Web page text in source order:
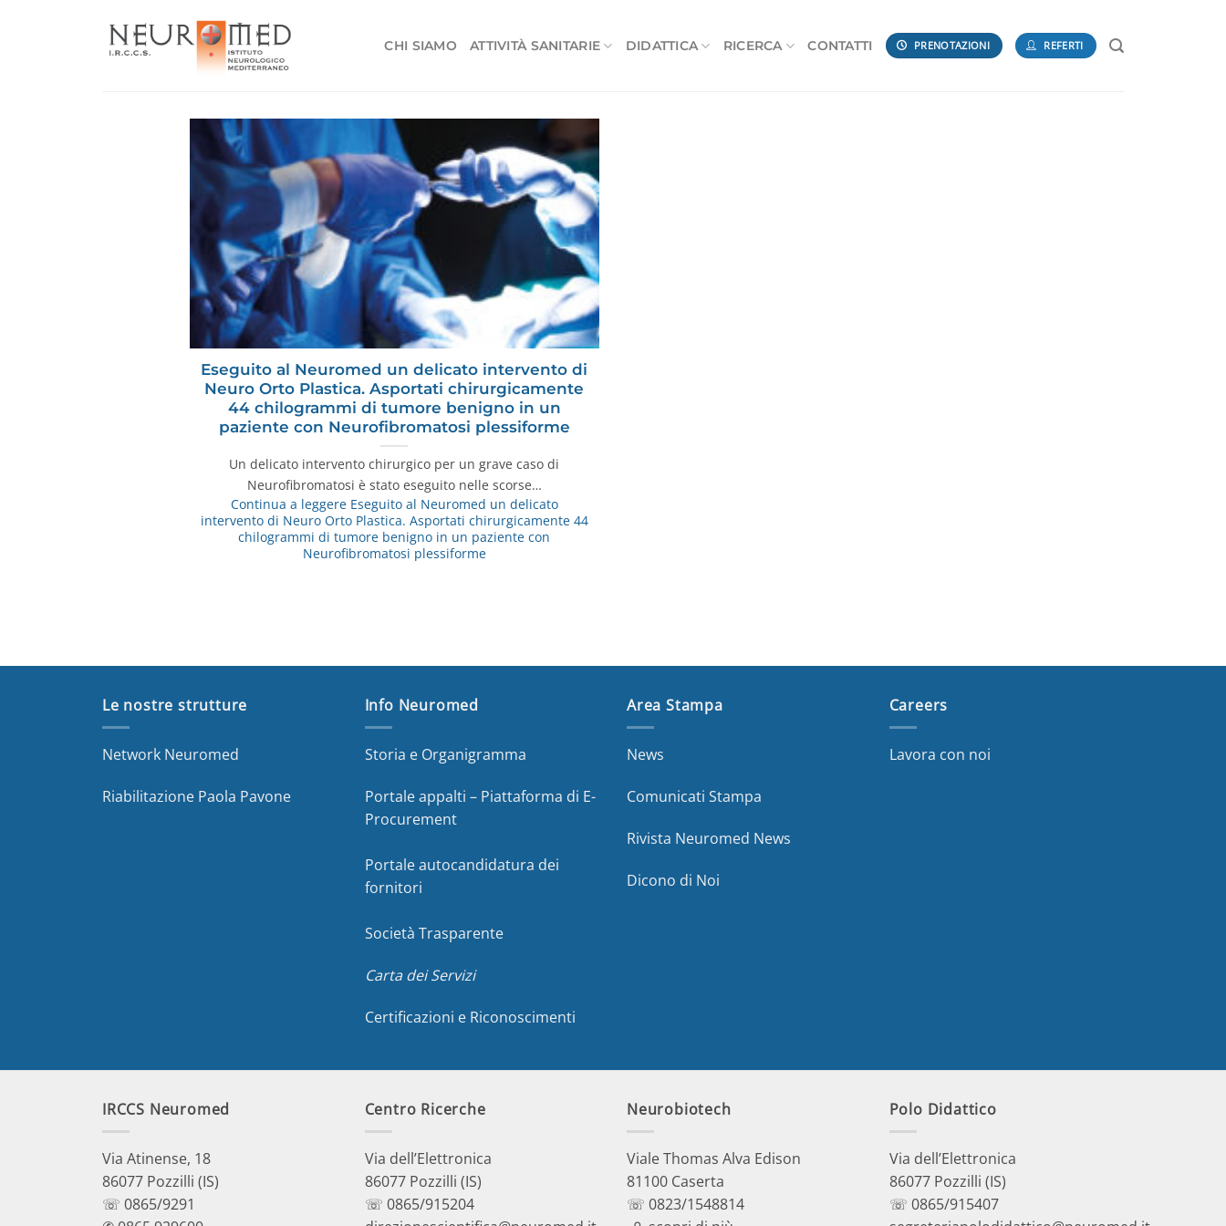
CHI SIAMO ATTIVITÀ SANITARIE DIDATTICA RICERCA CONTATTI PRENOTAZIONI REFERTI
Eseguito al Neuromed un delicato intervento di
Neuro Orto Plastica. Asportati chirurgicamente
44 chilogrammi di tumore benigno in un
paziente con Neurofibromatosi plessiforme
Un delicato intervento chirurgico per un grave caso di
Neurofibromatosi è stato eseguito nelle scorse…
Continua a leggereEseguito al Neuromed un delicato
intervento di Neuro Orto Plastica. Asportati chirurgicamente 44
chilogrammi di tumore benigno in un paziente con
Neurofibromatosi plessiforme
Le nostre strutture
Network Neuromed
Riabilitazione Paola Pavone
Info Neuromed
Storia e Organigramma
Portale appalti – Piattaforma di E-
Procurement
Portale autocandidatura dei
fornitori
Società Trasparente
Carta dei Servizi
Certificazioni e Riconoscimenti
Area Stampa
News
Comunicati Stampa
Rivista Neuromed News
Dicono di Noi
Careers
Lavora con noi
IRCCS Neuromed
Via Atinense, 18
86077 Pozzilli (IS)
☏ 0865/9291
Centro Ricerche
Via dell’Elettronica
86077 Pozzilli (IS)
☏ 0865/915204
Neurobiotech
Viale Thomas Alva Edison
81100 Caserta
☏ 0823/1548814
Polo Didattico
Via dell’Elettronica
86077 Pozzilli (IS)
☏ 0865/915407